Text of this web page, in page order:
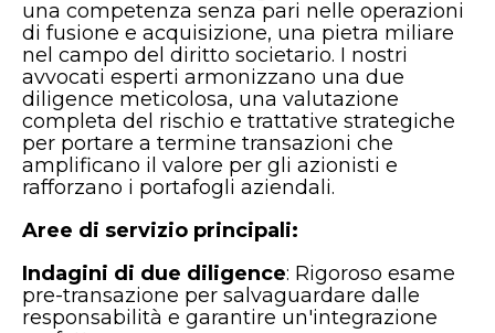
una competenza senza pari nelle operazioni
di fusione e acquisizione, una pietra miliare
nel campo del diritto societario. I nostri
avvocati esperti armonizzano una due
diligence meticolosa, una valutazione
completa del rischio e trattative strategiche
per portare a termine transazioni che
amplificano il valore per gli azionisti e
rafforzano i portafogli aziendali.
Aree di servizio principali:
Indagini di due diligence: Rigoroso esame
pre-transazione per salvaguardare dalle
responsabilità e garantire un'integrazione